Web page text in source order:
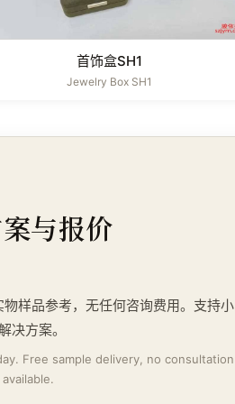
首饰盒SH1
Jewelry Box SH1
与报价
样品参考，无任何咨询费用。支持小
决方案。
Free sample delivery, no consultation